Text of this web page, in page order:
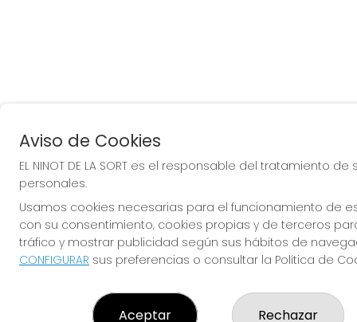
Aviso de Cookies
EL NINOT DE LA SORT es el responsable del tratamiento
personales.
Usamos cookies necesarias para el funcionamiento de
con su consentimiento, cookies propias y de terceros
tráfico y mostrar publicidad según sus hábitos de
CONFIGURAR sus preferencias o consultar la Política de
Aceptar Rechazar